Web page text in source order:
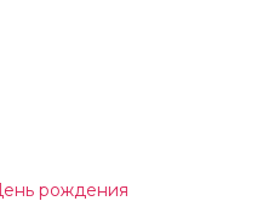
рождения